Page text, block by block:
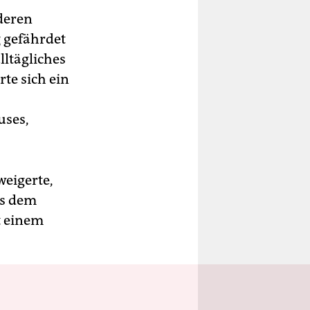
gefährdet
sich ein
dem
einem